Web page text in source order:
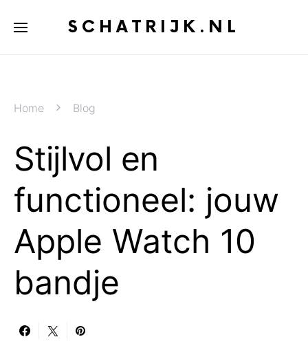
SCHATRIJK.NL
Home Blog
Stijlvol en
functioneel: jouw
Apple Watch 10
bandje